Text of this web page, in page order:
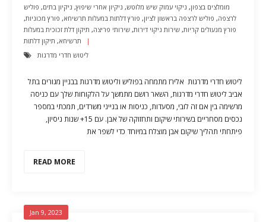
מומלצים בצפון, ניקוי עמוק שיש מלוטש, ניקיון אחרי שיפוץ, ניקיון בתים, פוליש
לרצפה, פוליש לרצפה בראשון לציון, פורץ דלתות במעלות תרשיחא, פורץ מכוניות,
פורץ מנעולים קריות, שירות ניקוי דירות, שירותי פריצה, תיקון דלת זכוכית במעלות
תרשיחא, תיקון דלתות
ליטוש חדרי מדרגות
ליטוש חדרי מדרגות אלירז מתמחה בפוליש וליטוש מדרגות בבניין מגורים בתל
אביב ליטוש חדרי מדרגות, השאר רושם מתמשך על הלקוחות שלך עם כניסה
מרשימה בין אם זה לובי, מסעדות, כניסות או בנייני משרדים, תמכתי במספר
נכסים מסחריים בשירותי שיקום ותחזוקה של אבן. עם 15+ שנות ניסיון,
פיתחתי תהליך שיקום אבן מוצלח במיוחד כדי לשפר את
READ MORE
Jan 9, 2023